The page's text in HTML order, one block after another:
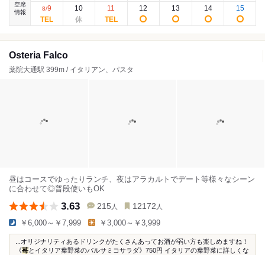
空席
情報
8/9 10 11 12 13 14 15
Osteria Falco
薬院大通駅 399m / イタリアン、パスタ
昼はコースでゆったりランチ、夜はアラカルトでデート等様々なシーン
に合わせて◎普段使いもOK
3.63 215 人 12172 人
￥6,000～￥7,999 ￥3,000～￥3,999
...オリジナリティあるドリンクがたくさんあってお酒が弱い方も楽しめますね！
《苺とイタリア葉野菜のバルサミコサラダ》750円 イタリアの葉野菜に詳しくな